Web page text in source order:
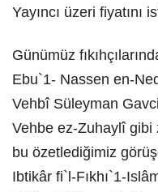
Yayıncı üzeri fiyatını
Günümüz
Ebu`1- Nassen en-
Vehbî Süleyman
Vehbe ez-Zuhaylî
bu özetlediğimiz
Ibtikâr fi`l-Fıkhı`1-